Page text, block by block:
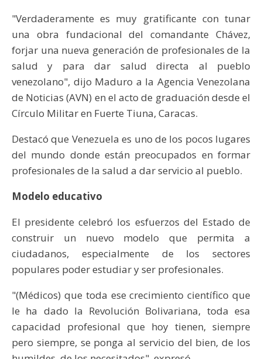
"Verdaderamente es muy gratificante con tunar
una obra fundacional del comandante Chávez,
forjar una nueva generación de profesionales de la
salud y para dar salud directa al pueblo
venezolano", dijo Maduro a la Agencia Venezolana
de Noticias (AVN) en el acto de graduación desde el
Círculo Militar en Fuerte Tiuna, Caracas.
Destacó que Venezuela es uno de los pocos lugares
del mundo donde están preocupados en formar
profesionales de la salud a dar servicio al pueblo.
Modelo educativo
El presidente celebró los esfuerzos del Estado de
construir un nuevo modelo que permita a
ciudadanos, especialmente de los sectores
populares poder estudiar y ser profesionales.
"(Médicos) que toda ese crecimiento científico que
le ha dado la Revolución Bolivariana, toda esa
capacidad profesional que hoy tienen, siempre
pero siempre, se ponga al servicio del bien, de los